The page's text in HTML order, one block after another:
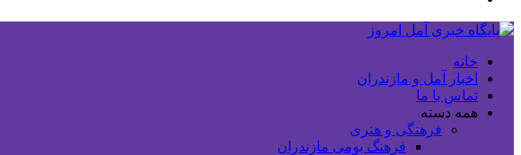
خانه
اخبار آمل و مازندران
تماس با ما
همه دسته
فرهنگی و هنری
فرهنگ بومی مازندران